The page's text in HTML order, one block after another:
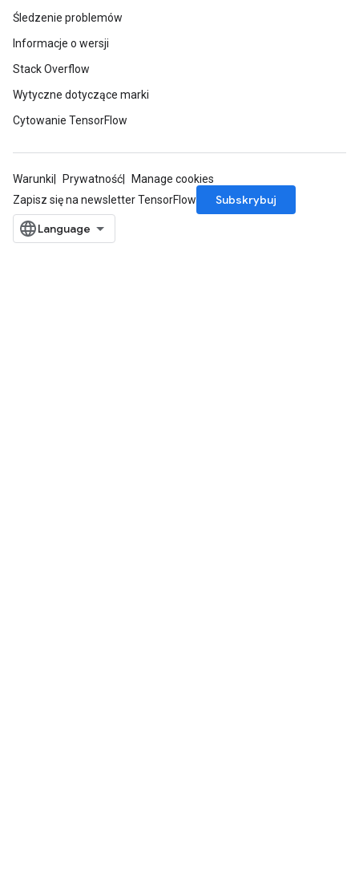
Śledzenie problemów
Informacje o wersji
Stack Overflow
Wytyczne dotyczące marki
Cytowanie TensorFlow
Warunki Prywatność
Manage cookies
Zapisz się na newsletter TensorFlow
Subskrybuj